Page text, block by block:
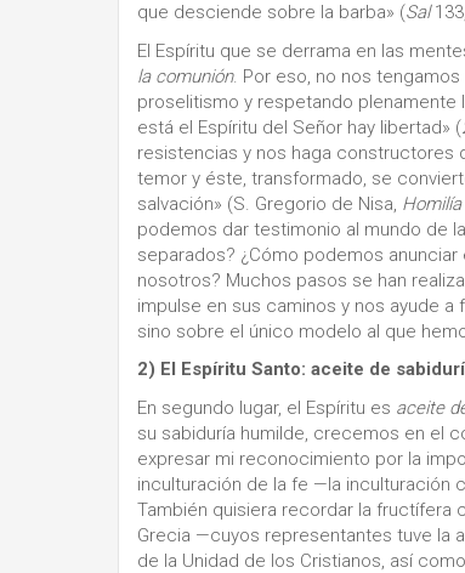
que desciende sobre la barba» (Sal
El Espíritu que se derrama en las
la comunión. Por eso, no nos
proselitismo y respetando
está el Espíritu del Señor hay libertad» (
resistencias y nos haga constructores
temor y éste, transformado, se
salvación» (S. Gregorio de Nisa,
podemos dar testimonio al mundo de
separados? ¿Cómo podemos
nosotros? Muchos pasos se han
impulse en sus caminos y nos ayude
sino sobre el único modelo al que
2) El Espíritu Santo: aceite de
En segundo lugar, el Espíritu es aceite
su sabiduría humilde, crecemos en el
expresar mi reconocimiento por la
inculturación de la fe —la inculturación
También quisiera recordar la fructífera
Grecia —cuyos representantes tuve la
de la Unidad de los Cristianos, así